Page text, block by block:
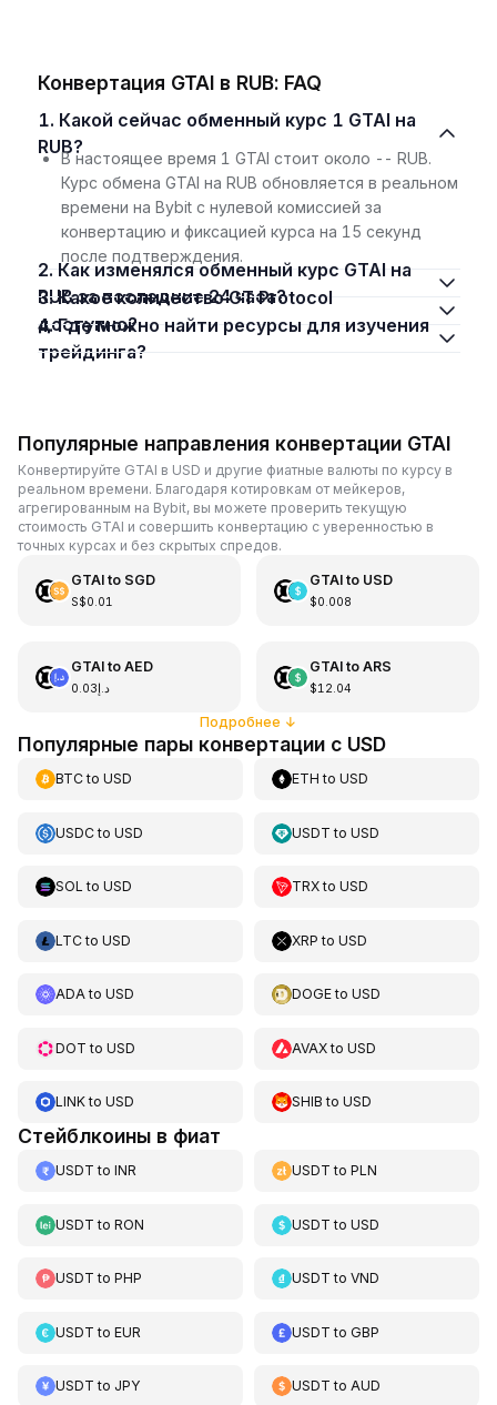
Конвертация GTAI в RUB: FAQ
1. Какой сейчас обменный курс 1 GTAI на
RUB?
В настоящее время 1 GTAI стоит около -- RUB.
Курс обмена GTAI на RUB обновляется в реальном
времени на Bybit с нулевой комиссией за
конвертацию и фиксацией курса на 15 секунд
после подтверждения.
2. Как изменялся обменный курс GTAI на
RUB за последние 24 часа?
3. Какое количество GT Protocol
доступно?
4. Где можно найти ресурсы для изучения
трейдинга?
Популярные направления конвертации GTAI
Конвертируйте GTAI в USD и другие фиатные валюты по курсу в
реальном времени. Благодаря котировкам от мейкеров,
агрегированным на Bybit, вы можете проверить текущую
стоимость GTAI и совершить конвертацию с уверенностью в
точных курсах и без скрытых спредов.
GTAIto SGD
S$0.01
GTAIto USD
$0.008
GTAIto AED
د.إ0.03
GTAIto ARS
$12.04
Подробнее ↓
Популярные пары конвертации с USD
BTCto USD ETH toUSD
USDCto USD USDT toUSD
SOL to USD TRXtoUSD
LTCto USD XRP toUSD
ADAto USD DOGEtoUSD
DOT to USD AVAXtoUSD
LINKto USD SHIB toUSD
Стейблкоины в фиат
USDT to INR USDT toPLN
USDT to RON USDT toUSD
USDT to PHP USDT toVND
USDT to EUR USDT toGBP
USDT to JPY USDT toAUD